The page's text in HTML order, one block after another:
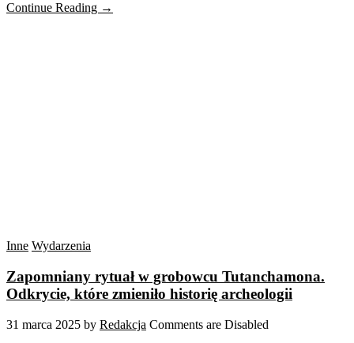
Continue Reading →
Inne Wydarzenia
Zapomniany rytuał w grobowcu Tutanchamona.
Odkrycie, które zmieniło historię archeologii
31 marca 2025 by Redakcja Comments are Disabled